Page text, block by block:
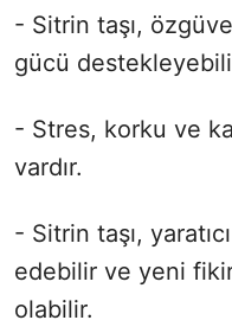
- Sitrin taşı,
gücü
- Stres, korku ve
vardır.
- Sitrin taşı,
edebilir ve yeni
olabilir.